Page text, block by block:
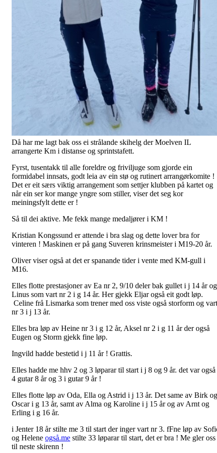
Då har me lagt bak oss ei strålande skihelg der Moelven IL
arrangerte Km i distanse og sprintstafett.
Fyrst, tusentakk til alle foreldre og friviljuge som gjorde ein
formidabel innsats, godt leia av ein stø og rutinert arrangørkomite !
Det er eit særs viktig arrangement som settjer klubben på kartet og
når ein ser kor mange yngre som stiller, viser det seg kor
meiningsfylt dette er !
Så til dei aktive. Me fekk mange medaljører i KM !
Kristian Kongssund er attende i bra slag og dette lover bra for
vinteren ! Maskinen er på gang Suveren krinsmeister i M19-20 år.
Oliver viser også at det er spanande tider i vente med KM-gull i
M16.
Elles flotte prestasjoner av Ea nr 2, 9/10 deler bak gullet i j 14 år og
Linus som vart nr 2 i g 14 år. Her gjekk Eljar også eit godt løp.
Celine frå Lismarka som trener med oss viste også storform og vart
nr 3 i j 13 år.
Elles bra løp av Heine nr 3 i g 12 år, Aksel nr 2 i g 11 år der også
Eugen og Storm gjekk fine løp.
Ingvild hadde bestetid i j 11 år ! Grattis.
Elles hadde me hhv 2 og 3 løparar til start i j 8 og 9 år. det var også
4 gutar 8 år og 3 i gutar 9 år !
Elles flotte løp av Oda, Ella og Astrid i j 13 år. Det same av Birk og
Oscar i g 13 år, samt av Alma og Karoline i j 15 år og av Arnt og
Erling i g 16 år.
i Jenter 18 år stilte me 3 til start der inger vart nr 3. fFne løp av
og Helene også.me stilte 33 løparar til start, det er bra ! Me gler oss
til neste skirenn !